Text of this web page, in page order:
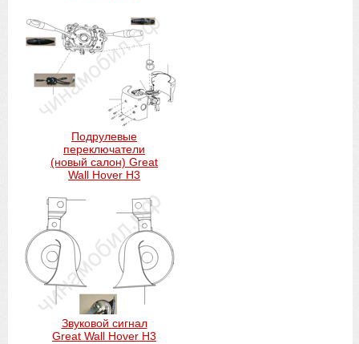
Подрулевые
переключатели
(новый салон) Great
Wall Hover H3
Звуковой сигнал
Great Wall Hover H3